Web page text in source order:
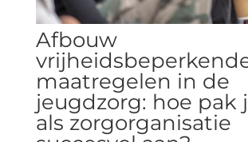
Afbouw
maatregelen in de
jeugdzorg: hoe pak
als zorgorganisatie